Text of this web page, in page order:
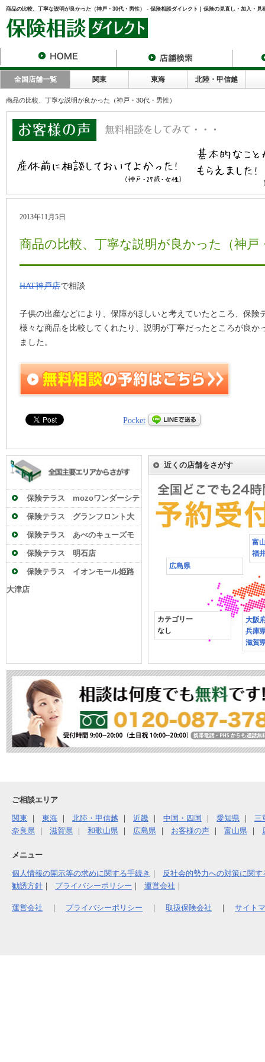
商品の比較、丁寧な説明が良かった（神戸・30代・男性） - 保険相談ダイレクト | 保険の見直し・加入・見
全国店舗一覧 関東 東海 北陸・甲信越
商品の比較、丁寧な説明が良かった（神戸・30代・男性）
2013年11月5日
商品の比較、丁寧な説明が良かった（神戸
HAT神戸店で相談
子供の出産などにより、保障がほしいと考えていたところ、保険
様々な商品を比較してくれたり、説明が丁寧だったところが良か
ました。
Pocket
保険テラス mozoワンダーシテ
ィ店
保険テラス グランフロント大
阪店
保険テラス あべのキューズモ
ール店保険テラス 明石店
保険テラス イオンモール姫路
大津店
近くの店舗をさがす
富
福
大阪
兵庫
滋賀
広島県
カテゴリー
なし
ご相談エリア
関東 東海 北陸・甲信越 近畿 中国・四国 愛知県
三
奈良県
滋賀県 和歌山県 広島県 お客様の声 富山県
メニュー
個人情報の開示等の求めに関する手続き
反社会的勢力への対策に関
勧誘方針
プライバシーポリシー 運営会社
運営会社 ｜ プライバシーポリシー ｜ 取扱保険会社 ｜ サイト